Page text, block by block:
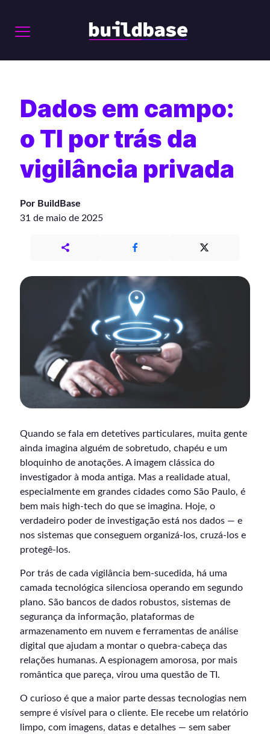
Dados em campo:
o TI por trás da
vigilância privada
Por BuildBase
31 de maio de 2025
Quando se fala em detetives particulares, muita gente
ainda imagina alguém de sobretudo, chapéu e um
bloquinho de anotações. A imagem clássica do
investigador à moda antiga. Mas a realidade atual,
especialmente em grandes cidades como São Paulo, é
bem mais high-tech do que se imagina. Hoje, o
verdadeiro poder de investigação está nos dados — e
nos sistemas que conseguem organizá-los, cruzá-los e
protegê-los.
Por trás de cada vigilância bem-sucedida, há uma
camada tecnológica silenciosa operando em segundo
plano. São bancos de dados robustos, sistemas de
segurança da informação, plataformas de
armazenamento em nuvem e ferramentas de análise
digital que ajudam a montar o quebra-cabeça das
relações humanas. A espionagem amorosa, por mais
romântica que pareça, virou uma questão de TI.
O curioso é que a maior parte dessas tecnologias nem
sempre é visível para o cliente. Ele recebe um relatório
limpo, com imagens, datas e detalhes — sem saber